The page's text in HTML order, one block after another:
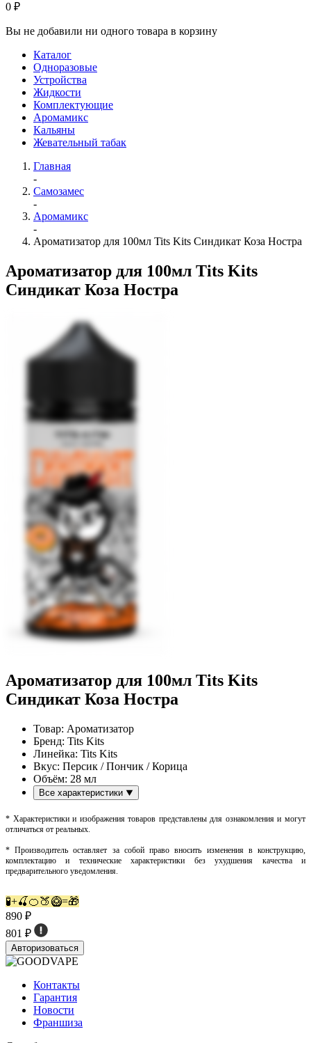
0 ₽
Вы не добавили ни одного товара в корзину
Каталог
Одноразовые
Устройства
Жидкости
Комплектующие
Аромамикс
Кальяны
Жевательный табак
Главная
-
Самозамес
-
Аромамикс
-
Ароматизатор для 100мл Tits Kits Синдикат Коза Ностра
Ароматизатор для 100мл Tits Kits
Синдикат Коза Ностра
Ароматизатор для 100мл Tits Kits
Синдикат Коза Ностра
Товар: Ароматизатор
Бренд: Tits Kits
Линейка: Tits Kits
Вкус: Персик / Пончик / Корица
Объём: 28 мл
Все характеристики
* Характеристики и изображения товаров представлены для ознакомления и могут
отличаться от реальных.
* Производитель оставляет за собой право вносить изменения в конструкцию,
комплектацию и технические характеристики без ухудшения качества и
предварительного уведомления.
🧪+🍒🍊🍑🥝=🎁
890 ₽
801 ₽
Авторизоваться
Контакты
Гарантия
Новости
Франшиза